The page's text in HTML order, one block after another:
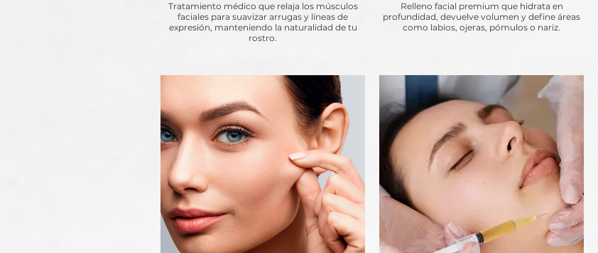
Tratamiento médico que relaja los músculos
faciales para suavizar arrugas y líneas de
expresión, manteniendo la naturalidad de tu
rostro.
Relleno facial premium que hidrata en
profundidad, devuelve volumen y define áreas
como labios, ojeras, pómulos o nariz.